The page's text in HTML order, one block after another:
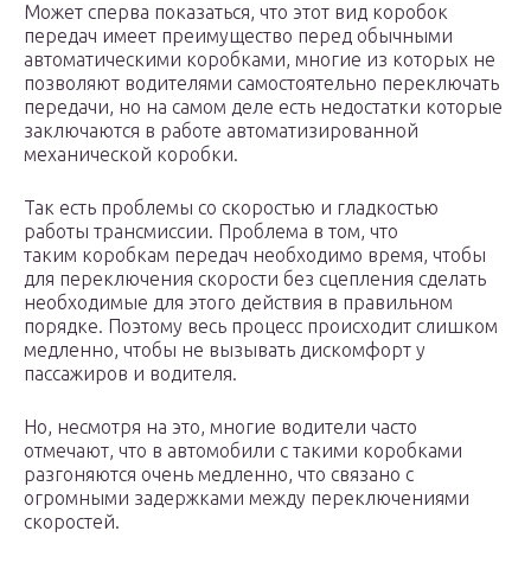
Может сперва показаться, что этот вид коробок
передач имеет преимущество перед обычными
автоматическими коробками, многие из которых не
позволяют водителями самостоятельно переключать
передачи, но на самом деле есть недостатки которые
заключаются в работе автоматизированной
механической коробки.
Так есть проблемы со скоростью и гладкостью
работы трансмиссии. Проблема в том, что
таким коробкам передач необходимо время, чтобы
для переключения скорости без сцепления сделать
необходимые для этого действия в правильном
порядке. Поэтому весь процесс происходит слишком
медленно, чтобы не вызывать дискомфорт у
пассажиров и водителя.
Но, несмотря на это, многие водители часто
отмечают, что в автомобили с такими коробками
разгоняются очень медленно, что связано с
огромными задержками между переключениями
скоростей.